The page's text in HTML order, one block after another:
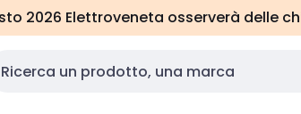
2026 Elettroveneta osserverà delle
input